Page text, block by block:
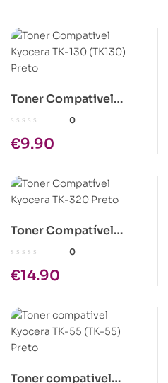
Toner Compativel
Kyocera TK-130
0
€9.90
Toner Compatível
Kyocera TK-320 Preto
0
€14.90
Toner compativel